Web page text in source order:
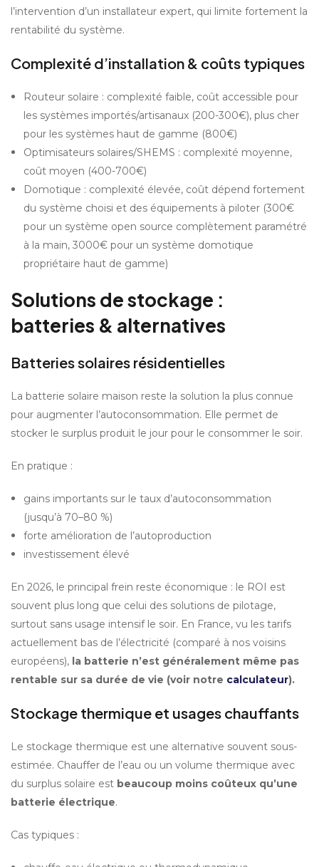
l’intervention d’un installateur expert, qui limite fortement la
rentabilité du système.
Complexité d’installation & coûts typiques
Routeur solaire : complexité faible, coût accessible pour
les systèmes importés/artisanaux (200-300€), plus cher
pour les systèmes haut de gamme (800€)
Optimisateurs solaires/SHEMS : complexité moyenne,
coût moyen (400-700€)
Domotique : complexité élevée, coût dépend fortement
du système choisi et des équipements à piloter (300€
pour un système open source complètement paramétré
à la main, 3000€ pour un système domotique
propriétaire haut de gamme)
Solutions de stockage :
batteries & alternatives
Batteries solaires résidentielles
La batterie solaire maison reste la solution la plus connue
pour augmenter l’autoconsommation. Elle permet de
stocker le surplus produit le jour pour le consommer le soir.
En pratique :
gains importants sur le taux d’autoconsommation
(jusqu’à 70–80 %)
forte amélioration de l’autoproduction
investissement élevé
En 2026, le principal frein reste économique : le ROI est
souvent plus long que celui des solutions de pilotage,
surtout sans usage intensif le soir. En France, vu les tarifs
actuellement bas de l’électricité (comparé à nos voisins
européens), la batterie n’est généralement même pas
rentable sur sa durée de vie (voir notre calculateur).
Stockage thermique et usages chauffants
Le stockage thermique est une alternative souvent sous-
estimée. Chauffer de l’eau ou un volume thermique avec
du surplus solaire est beaucoup moins coûteux qu’une
batterie électrique.
Cas typiques :